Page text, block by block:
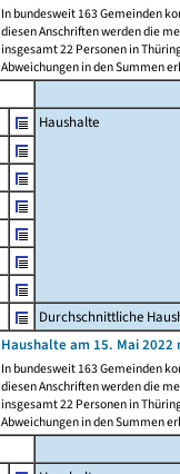
In bundesweit 163 Gemeinden
diesen Anschriften werden die
insgesamt 22 Personen in
Abweichungen in den Summen
Haushalte
Durchschnittliche
Haushalte am 15. Mai
In bundesweit 163 Gemeinden
diesen Anschriften werden die
insgesamt 22 Personen in
Abweichungen in den Summen